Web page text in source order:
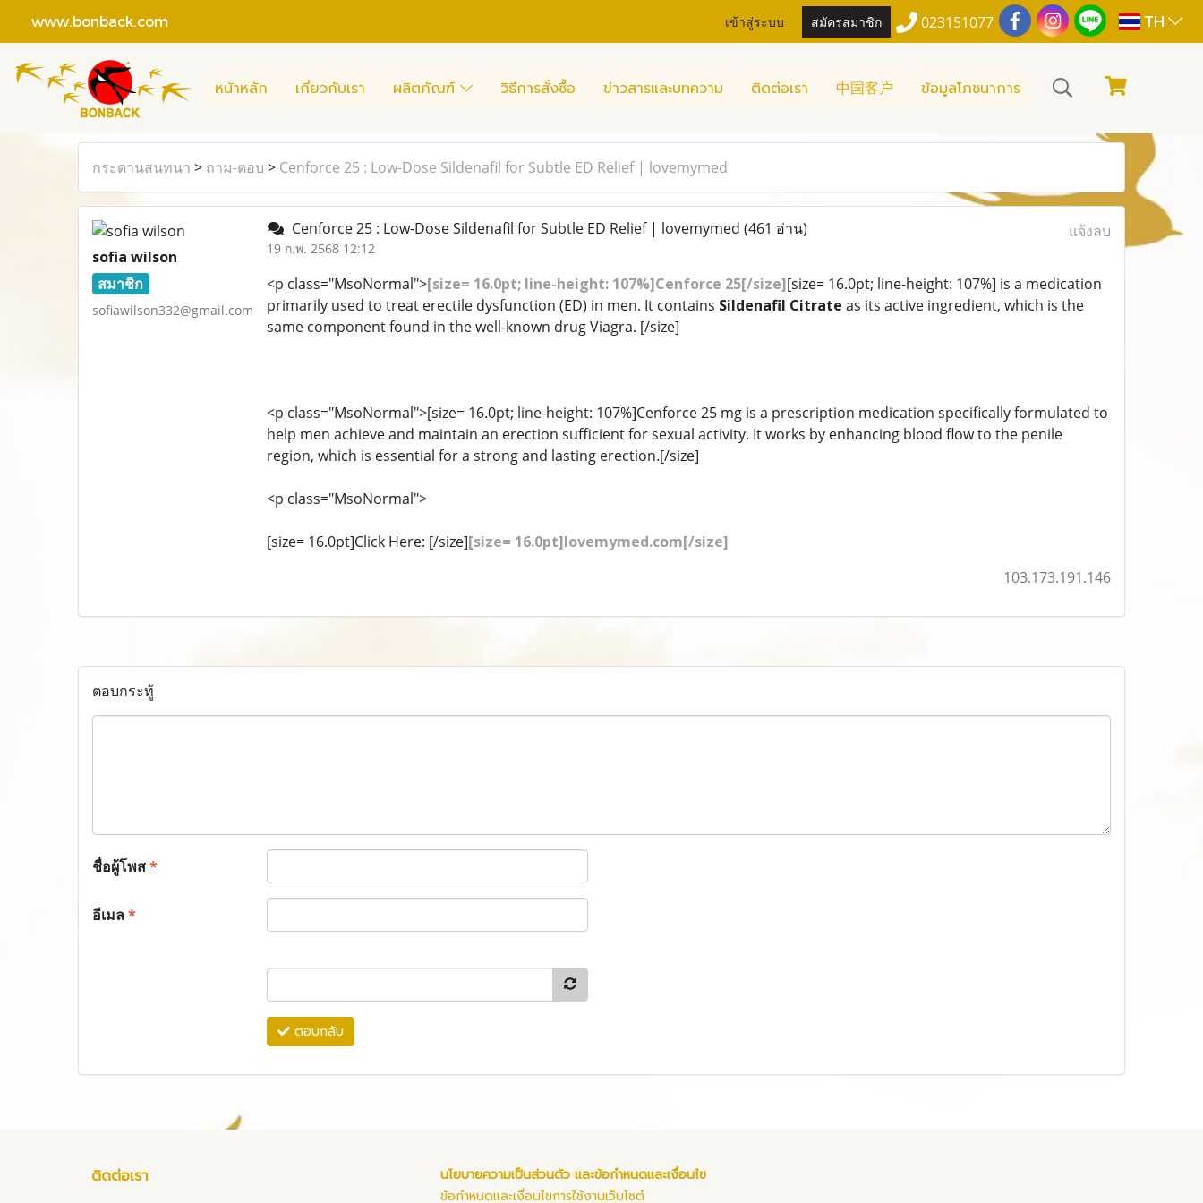
www.bonback.com เข้าสู่ระบบ สมัครสมาชิก 023151077 TH
หน้าหลัก เกี่ยวกับเรา ผลิตภัณฑ์ วิธีการสั่งซื้อ ข่าวสารและบทความ ติดต่อเรา 中国客户 ข้อมูลโภชนาการ
กระดานสนทนา > ถาม-ตอบ > Cenforce 25 : Low-Dose Sildenafil for Subtle ED Relief | lovemymed
sofia wilson
สมาชิก
sofiawilson332@gmail.com
Cenforce 25 : Low-Dose Sildenafil for Subtle ED Relief | lovemymed (461 อ่าน)
19 ก.พ. 2568 12:12
แจ้งลบ
<p class="MsoNormal">[size= 16.0pt; line-height: 107%]Cenforce 25[/size][size= 16.0pt; line-height: 107%] is a medication
primarily used to treat erectile dysfunction (ED) in men. It contains Sildenafil Citrate as its active ingredient, which is the
same component found in the well-known drug Viagra. [/size]
<p class="MsoNormal">[size= 16.0pt; line-height: 107%]Cenforce 25 mg is a prescription medication specifically formulated to
help men achieve and maintain an erection sufficient for sexual activity. It works by enhancing blood flow to the penile
region, which is essential for a strong and lasting erection.[/size]
<p class="MsoNormal">
[size= 16.0pt]Click Here: [/size][size= 16.0pt]lovemymed.com[/size]
103.173.191.146
ตอบกระทู้
ชื่อผู้โพส*
อีเมล*
ตอบกลับ
ติดต่อเรา
นโยบายความเป็นส่วนตัว และข้อกำหนดและเงื่อนไข
ข้อกำหนดและเงื่อนไขการใช้งานเว็บไซต์